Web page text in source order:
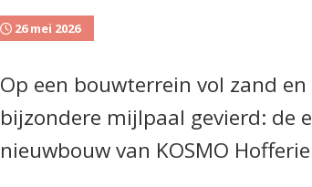
26 mei 2026
Op een bouwterrein vol zand
bijzondere mijlpaal gevierd: de
nieuwbouw van KOSMO